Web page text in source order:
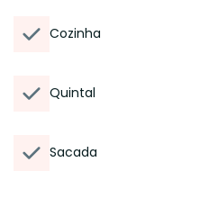
Cozinha
Quintal
Sacada